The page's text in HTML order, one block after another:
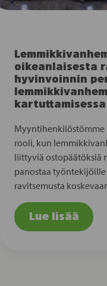
oikeanlaisesta
hyvinvoinnin
kartuttamisessa
Myyntihenkilöstömme
rooli, kun
liittyviä ostopäätöksiä
panostaa
ravitsemusta
Lue lisää